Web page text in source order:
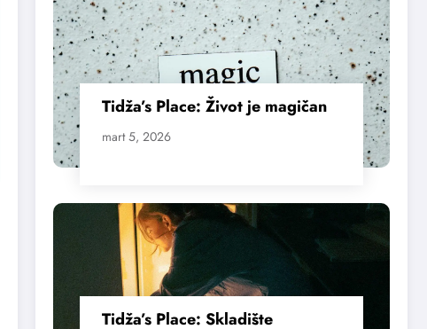
Tidža’s Place: Život je magičan
mart 5, 2026
Tidža’s Place: Skladište